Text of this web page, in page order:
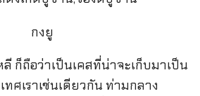
กงยู
ก็ถือว่าเป็นเคสที่น่าจะเก็บมาเป็น
ศเราเช่นเดียวกัน ท่ามกลาง